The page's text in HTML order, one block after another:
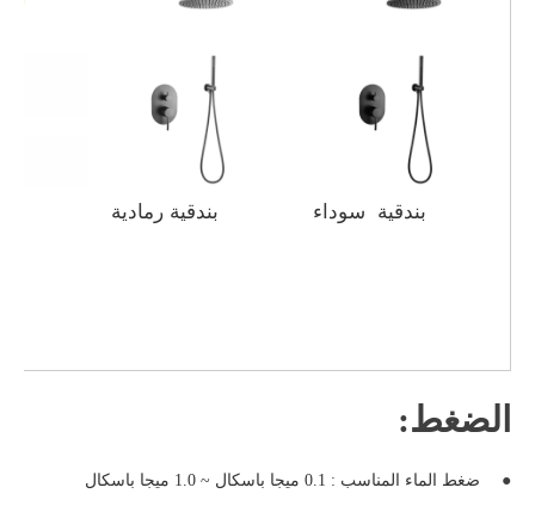
بندقية سوداء بندقية رمادية
الضغط:
● ضغط الماء المناسب : 0.1 ميجا باسكال ~ 1.0 ميجا باسكال